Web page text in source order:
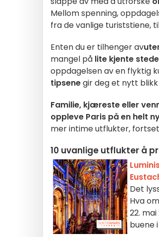
Mellom spenning,
fra de vanlige turiststiene,
Enten du er tilhenger av
mangel på lite kjente
oppdagelsen av en flyktig
tipsenegir deg et nytt
Familie, kjæreste eller
oppleve Paris på en helt
mer intime utflukter,
10 uvanlige utflukter å
Det
Hva
22.
buene